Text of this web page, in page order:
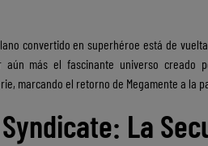
convertido en superhéroeestá de
más el fascinante universo creado
marcando el retorno de Megamente a la
La